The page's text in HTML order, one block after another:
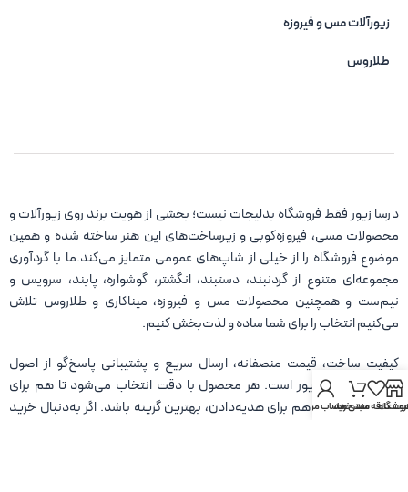
زیورآلات مس و فیروزه‌
طلاروس
درسا زیور فقط فروشگاه بدلیجات نیست؛ بخشی از هویت برند روی زیورآلات و
محصولات مسی، فیروزه‌کوبی و زیرساخت‌های این هنر ساخته شده و همین
موضوع فروشگاه را از خیلی از شاپ‌های عمومی متمایز می‌کند.ما با گردآوری
مجموعه‌ای متنوع از گردنبند، دستبند، انگشتر، گوشواره، پابند، سرویس و
نیم‌ست و همچنین محصولات مس و فیروزه، میناکاری و طلاروس تلاش
می‌کنیم انتخاب را برای شما ساده و لذت‌بخش کنیم.
کیفیت ساخت، قیمت منصفانه، ارسال سریع و پشتیبانی پاسخ‌گو از اصول
همیشگی درسا زیور است. هر محصول با دقت انتخاب می‌شود تا هم برای
استفاده روزمره و هم برای هدیه‌دادن، بهترین گزینه باشد. اگر به‌دنبال خرید
علاقه مندی ها
سبد خریدحساب من